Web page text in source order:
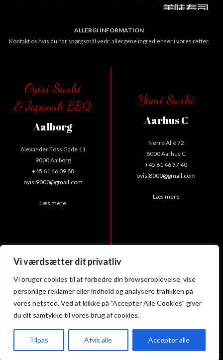
Vi værdsætter dit privatliv
Vi bruger cookies til at forbedre din browseroplevelse, vise
personlige reklamer eller indhold og analysere trafikken på
vores netsted. Ved at klikke på "Accepter Alle Cookies" giver
du dit samtykke til vores brug af cookies.
Tilpas Afvis alle Accepter alle
ALLERGI INFORMATION
Kontakt os hvis du har spørgsmål vedr. allergene ingredienser i vores retter.
Oyisi Sushi
& Japansk BBQ
Aalborg
Alexander Foss Gade 11
9000 Aalborg
+45 61 46 09 88
oyisi9000@gmail.com
Læs mere
Yami Sushi
Aarhus C
Nørre Allé 72
8000 Aarhus C
+45 61 46 37 40
oyisi8000@gmail.com
Læs mere
Yami Sushi
Aarhus N-Skejby
Skelagervej 11
8200 Aarhus N
+45 61 20 77 30
Yami Sushi
Skanderborgvej 222, st.
8260 Viby J